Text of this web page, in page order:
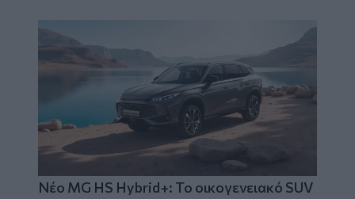
Νέο MG HS Hybrid+: Το οικογενειακό SUV